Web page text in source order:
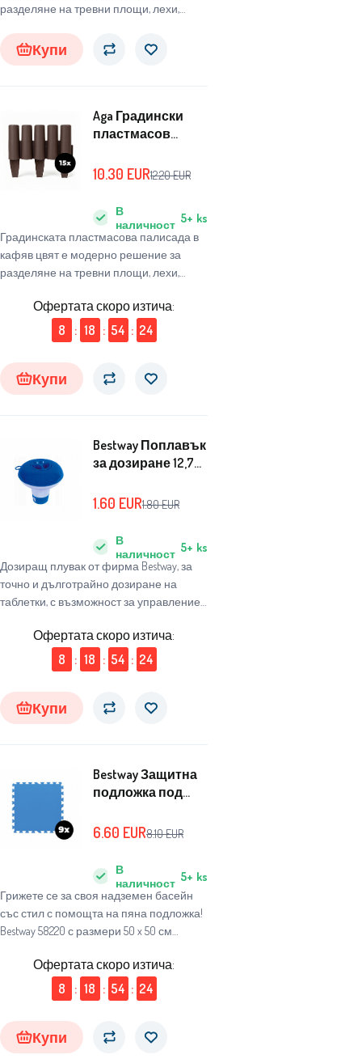
разделяне на тревни площи, лехи,
Купи
Aga Градински
пластмасов
28,5x23,8x5,4 см 15
Градинската пластмасова палисада в
кафяв цвят е модерно решение за
разделяне на тревни площи, лехи,
В
наличност 5+ ks
10.30 EUR12.20EUR
Офертата скоро изтича:
8
: 18 : 54 : 23
Купи
Bestway Поплавък
за дозиране 12,7
Дозиращ плувак от фирма Bestway, за
точно и дълготрайно дозиране на
таблетки, с възможност за управление
кислородни таблетирани препарати.
В
наличност 5+ ks
1.60 EUR1.80EUR
Офертата скоро изтича:
8
: 18 : 54 : 23
Купи
Bestway Защитна
подложка под
50 см 9 бр.
Грижете се за своя надземен басейн
със стил с помощта на пяна подложка!
Bestway 58220 с размери 50 x 50 см
възможни щети, причинени от клонки,
камъчета или различни замърсявания,
и значително намалява износването
му.
В
наличност 5+ ks
6.60 EUR8.10EUR
Офертата скоро изтича:
8
: 18 : 54 : 23
Купи